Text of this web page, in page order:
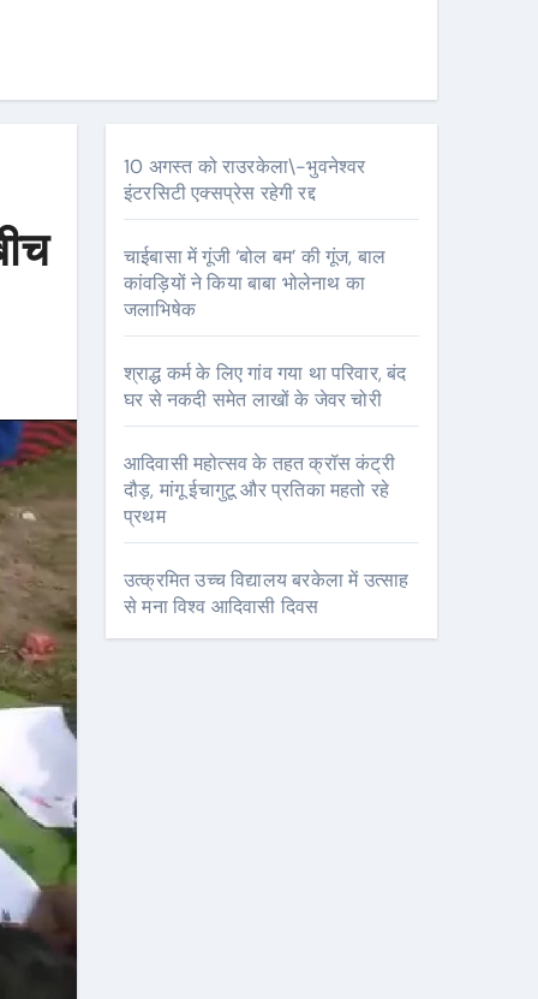
10 अगस्त को राउरकेला\-भुवनेश्वर
इंटरसिटी एक्सप्रेस रहेगी रद्द
चाईबासा में गूंजी ‘बोल बम’ की गूंज, बाल
कांवड़ियों ने किया बाबा भोलेनाथ का
जलाभिषेक
श्राद्ध कर्म के लिए गांव गया था परिवार, बंद
घर से नकदी समेत लाखों के जेवर चोरी
आदिवासी महोत्सव के तहत क्रॉस कंट्री
दौड़, मांगू ईचागुटू और प्रतिका महतो रहे
प्रथम
उत्क्रमित उच्च विद्यालय बरकेला में उत्साह
से मना विश्व आदिवासी दिवस